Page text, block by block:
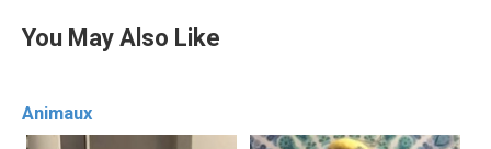
You May Also Like
Animaux